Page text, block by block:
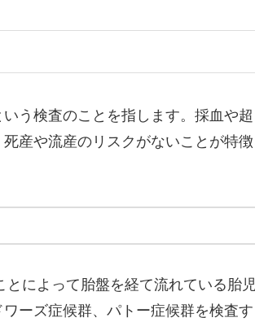
う検査のことを指します。採血や超
産や流産のリスクがないことが特徴
によって胎盤を経て流れている胎児
ーズ症候群、パトー症候群を検査す